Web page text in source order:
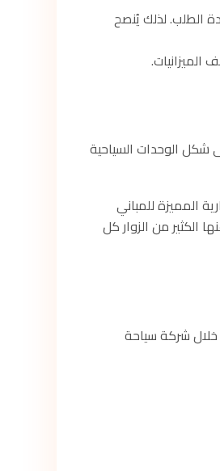
الطلب. لذلك يُنصح
شكل الوحدات السياحية
المميزة للمباني
الكثير من الزوار كل
شركة سياحة